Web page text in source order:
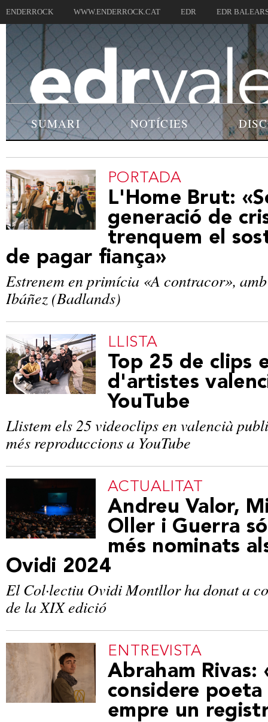
ENDERROCK WWW.ENDERROCK.CAT EDR EDR
SUMARI NOTÍCIES
PORTADA
L'Home Brut:
generació de
trenquem el
de pagar fiança»
Estrenem en primícia «A contracor»,
Ibáñez (Badlands)
LLISTA
Top 25 de clips
d'artistes
YouTube
Llistem els 25 videoclips en valencià
més reproduccions a YouTube
ACTUALITAT
Andreu Valor,
Oller i Guerra
més nominats
Ovidi 2024
El Col·lectiu Ovidi Montllor ha donat a
de la XIX edició
ENTREVISTA
Abraham Rivas:
considere poeta
empre un